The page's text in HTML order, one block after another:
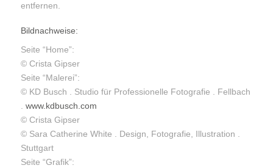
entfernen.
Bildnachweise:
Seite “Home”:
© Crista Gipser
Seite “Malerei”:
© KD Busch . Studio für Professionelle Fotografie . Fellbach
www.kdbusch.com
© Crista Gipser
© Sara Catherine White . Design, Fotografie, Illustration .
Stuttgart
Seite “Grafik”: